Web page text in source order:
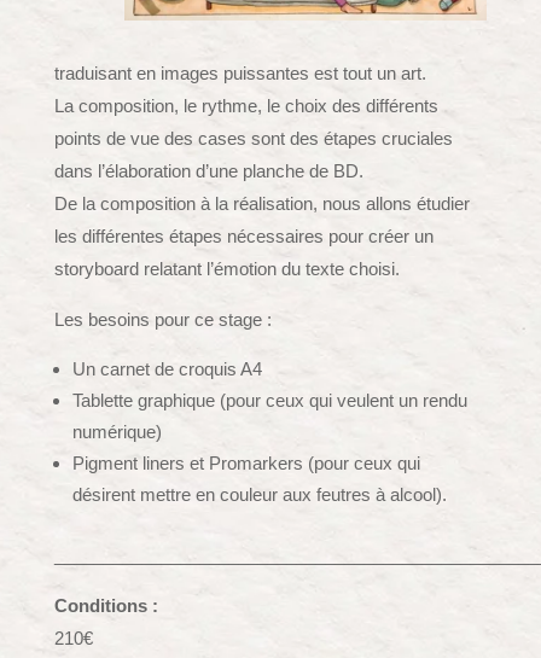
traduisant en images puissantes est tout un art.
La composition, le rythme, le choix des différents
points de vue des cases sont des étapes cruciales
dans l’élaboration d’une planche de BD.
De la composition à la réalisation, nous allons étudier
les différentes étapes nécessaires pour créer un
storyboard relatant l’émotion du texte choisi.
Les besoins pour ce stage :
Un carnet de croquis A4
Tablette graphique (pour ceux qui veulent un rendu
numérique)
Pigment liners et Promarkers (pour ceux qui
désirent mettre en couleur aux feutres à alcool).
Conditions :
210€